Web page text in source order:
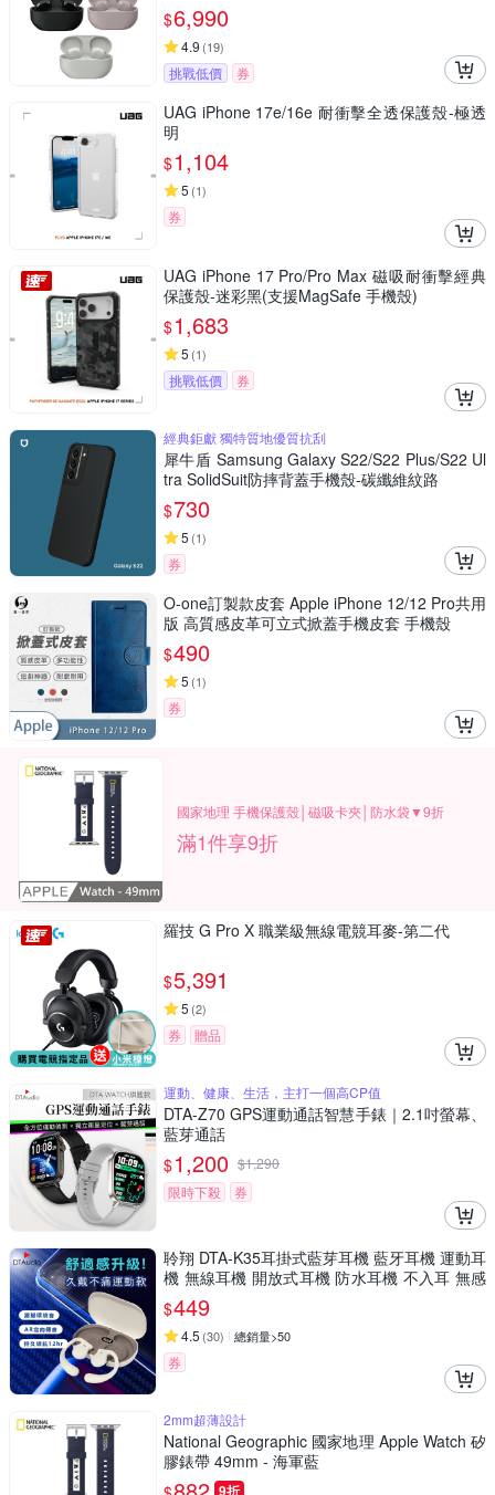
$6,990
4.9 (19)
挑戰低價 券
UAG iPhone 17e/16e 耐衝擊全透保護殼-極透
明
$1,104
5 (1)
券
UAG iPhone 17 Pro/Pro Max 磁吸耐衝擊經典
保護殼-迷彩黑(支援MagSafe 手機殼)
$1,683
5 (1)
挑戰低價 券
經典鉅獻 獨特質地優質抗刮
犀牛盾 Samsung Galaxy S22/S22 Plus/S22 Ul
tra SolidSuit防摔背蓋手機殼-碳纖維紋路
$730
5 (1)
券
O-one訂製款皮套 Apple iPhone 12/12 Pro共用
版 高質感皮革可立式掀蓋手機皮套 手機殼
$490
5 (1)
券
國家地理 手機保護殼│磁吸卡夾│防水袋▼9折
滿1件享9折
羅技 G Pro X 職業級無線電競耳麥-第二代
$5,391
5 (2)
券 贈品
運動、健康、生活，主打一個高CP值
DTA-Z70 GPS運動通話智慧手錶｜2.1吋螢幕、
藍芽通話
$1,200 $1,290
限時下殺
券
聆翔 DTA-K35耳掛式藍芽耳機 藍牙耳機 運動耳
機 無線耳機 開放式耳機 防水耳機 不入耳 無感
佩戴
$449
4.5 (30) 總銷量>50
券
2mm超薄設計
National Geographic 國家地理 Apple Watch 矽
膠錶帶 49mm - 海軍藍
9折